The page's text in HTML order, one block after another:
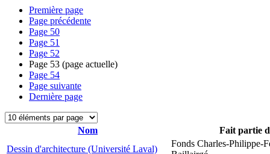
Première page
Page précédente
Page 50
Page 51
Page 52
Page 53 (page actuelle)
Page 54
Page suivante
Dernière page
Nom
Fait partie
Dessin d'architecture (Université Laval)
Fonds Charles-Philippe-